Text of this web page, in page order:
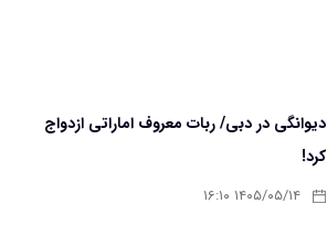
دیوانگی در دبی/ ربات معروف اماراتی ازدواج
کرد!
۱۴۰۵/۰۵/۱۴ ۱۶:۱۰